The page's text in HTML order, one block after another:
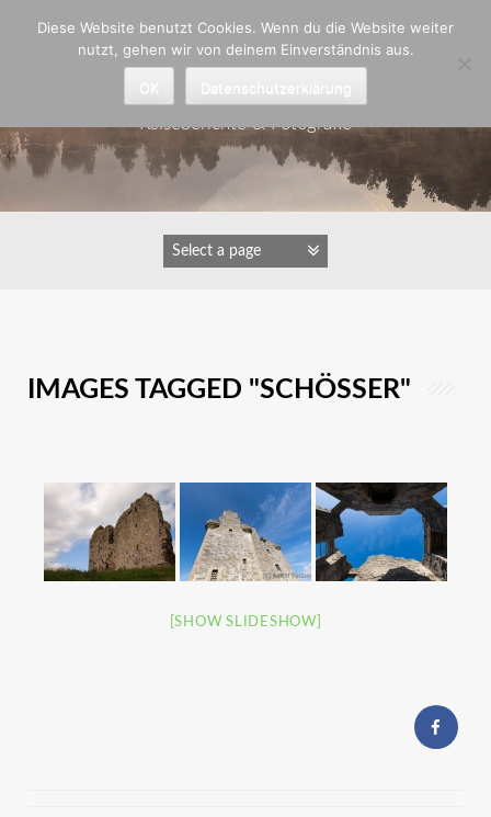
Astrid Padberg
Reiseberichte & Fotografie
IMAGES TAGGED "SCHÖSSER"
[SHOW SLIDESHOW]
Diese Website benutzt Cookies. Wenn du die Website weiter
nutzt, gehen wir von deinem Einverständnis aus.